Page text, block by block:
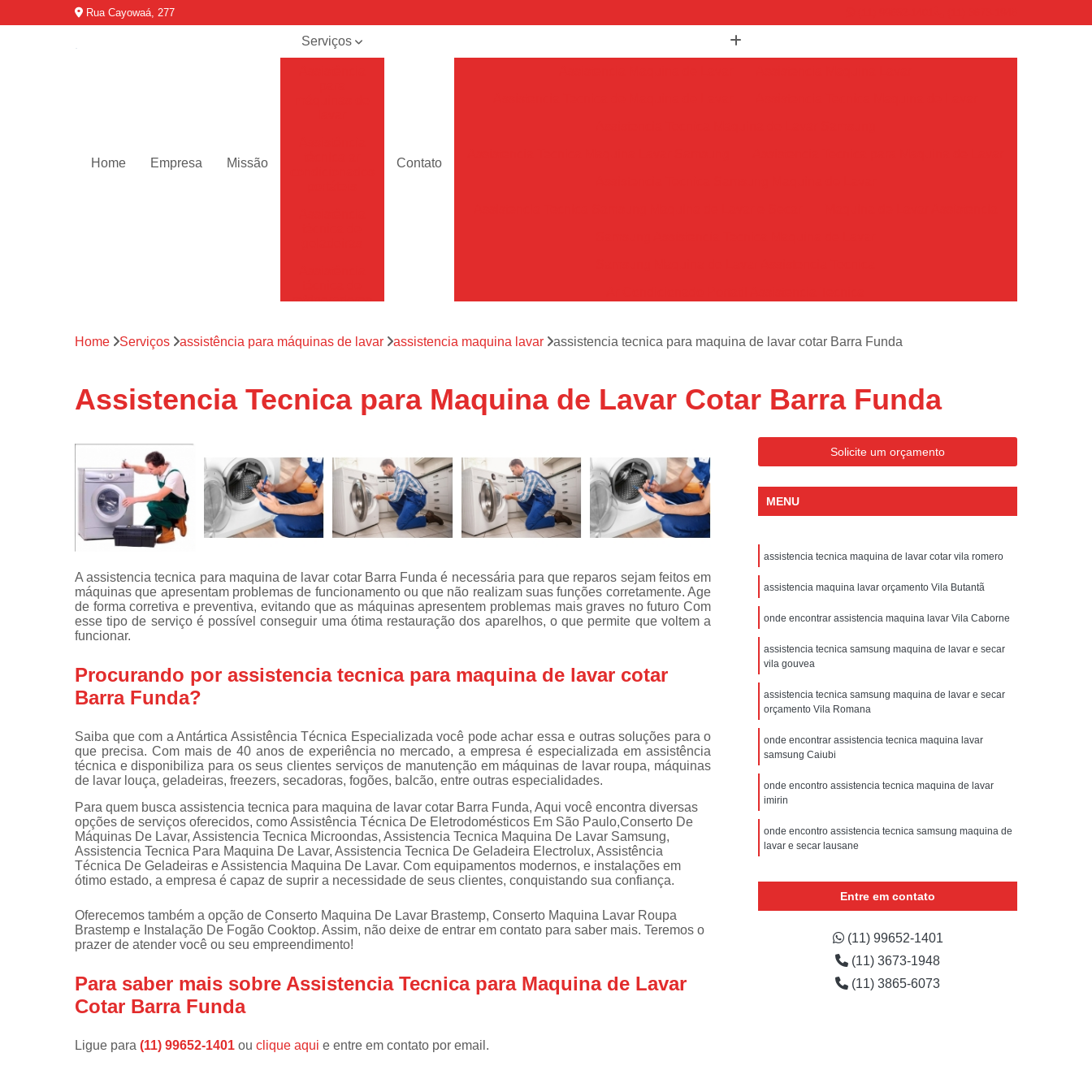
Rua Cayowaá, 277
Home Empresa Missão
Serviços
refrigeradores
técnica de
técnicas de
fogão
técnicas de
microondas
Conserto de
máquinas de
lavar
adega
Consertos de
geladeiras
expositoras
fogões
Instalações de
lava e seca
de fogão
Manutenções
em freezer
Contato
Assistencia Tecnica Ar Condicionado Portatil
Assistencia Tecnica Ar Condicionado Portatil Philco
Assistencia Tecnica de Ar Condicionado Portatil
Assistencia Tecnica de Ar Condicionado Portatil Philco
Assistencia Tecnica em Ar Condicionado Portatil
Assistencia Tecnica para Ar Condicionado Portatil
Assistencia Tecnica de Geladeira Electrolux
Assistencia Tecnica Electrolux Geladeira
Assistencia Tecnica Geladeira
Assistencia Tecnica Geladeira Electrolux
Assistencia Tecnica Resfriar Geladeira
Electrolux Assistencia Tecnica Geladeira
Geladeira Assistencia Tecnica
Geladeira Electrolux Assistencia Tecnica
Assistencia Tecnica Electrolux Refrigerador
Assistencia Tecnica Refrigerador
Assistencia Tecnica Refrigerador com Defeito
Assistencia Tecnica Refrigerador com Problema
Assistencia Tecnica Refrigerador Electrolux
Assistencia Tecnica Refrigerador Não Liga
Refrigerador Assistencia Tecnica
Refrigerador Electrolux Assistencia Tecnica
Assistencia Tecnica Lavadora Secadora Samsung
Assistencia Tecnica Maquina Secadora
Assistencia Tecnica Maquina Secadora de Roupa
Assistencia Tecnica Samsung Lavadora e Secadora
Assistencia Tecnica Samsung Secadora
Assistencia Tecnica Secadora de Roupa
Assistencia Tecnica Secadora Enxuta
Assistencia Tecnica Secadora Samsung
Home Serviços assistência para máquinas de lavar assistencia maquina lavar assistencia tecnica para maquina de lavar cotar Barra Funda
Assistencia Tecnica para Maquina de Lavar Cotar Barra Funda
A assistencia tecnica para maquina de lavar cotar Barra Funda é necessária para que reparos sejam feitos em
máquinas que apresentam problemas de funcionamento ou que não realizam suas funções corretamente. Age
de forma corretiva e preventiva, evitando que as máquinas apresentem problemas mais graves no futuro Com
esse tipo de serviço é possível conseguir uma ótima restauração dos aparelhos, o que permite que voltem a
funcionar.
Procurando por assistencia tecnica para maquina de lavar cotar
Barra Funda?
Saiba que com a Antártica Assistência Técnica Especializada você pode achar essa e outras soluções para o
que precisa. Com mais de 40 anos de experiência no mercado, a empresa é especializada em assistência
técnica e disponibiliza para os seus clientes serviços de manutenção em máquinas de lavar roupa, máquinas
de lavar louça, geladeiras, freezers, secadoras, fogões, balcão, entre outras especialidades.
Para quem busca assistencia tecnica para maquina de lavar cotar Barra Funda, Aqui você encontra diversas
opções de serviços oferecidos, como Assistência Técnica De Eletrodomésticos Em São Paulo,Conserto De
Máquinas De Lavar, Assistencia Tecnica Microondas, Assistencia Tecnica Maquina De Lavar Samsung,
Assistencia Tecnica Para Maquina De Lavar, Assistencia Tecnica De Geladeira Electrolux, Assistência
Técnica De Geladeiras e Assistencia Maquina De Lavar. Com equipamentos modernos, e instalações em
ótimo estado, a empresa é capaz de suprir a necessidade de seus clientes, conquistando sua confiança.
Oferecemos também a opção de Conserto Maquina De Lavar Brastemp, Conserto Maquina Lavar Roupa
Brastemp e Instalação De Fogão Cooktop. Assim, não deixe de entrar em contato para saber mais. Teremos o
prazer de atender você ou seu empreendimento!
Para saber mais sobre Assistencia Tecnica para Maquina de Lavar
Cotar Barra Funda
Ligue para (11) 99652-1401 ou clique aqui e entre em contato por email.
Solicite um orçamento
MENU
assistencia tecnica maquina de lavar cotar vila romero
assistencia maquina lavar orçamento Vila Butantã
onde encontrar assistencia maquina lavar Vila Caborne
assistencia tecnica samsung maquina de lavar e secar
vila gouvea
assistencia tecnica samsung maquina de lavar e secar
orçamento Vila Romana
onde encontrar assistencia tecnica maquina lavar
samsung Caiubi
onde encontro assistencia tecnica maquina de lavar
imirin
onde encontro assistencia tecnica samsung maquina de
lavar e secar lausane
orçamento vila prado
Entre em contato
(11) 99652-1401
(11) 3673-1948
(11) 3865-6073